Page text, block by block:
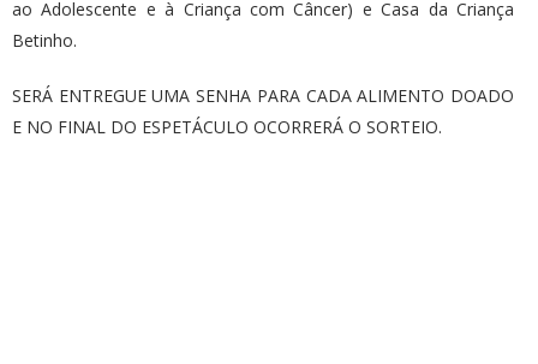
ao Adolescente e à Criança com Câncer) e Casa da Criança
Betinho.
SERÁ ENTREGUE UMA SENHA PARA CADA ALIMENTO DOADO
E NO FINAL DO ESPETÁCULO OCORRERÁ O SORTEIO.